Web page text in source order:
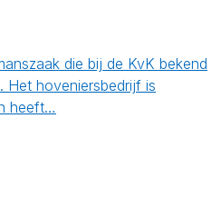
die bij de KvK bekend
Het hoveniersbedrijf is
heeft…